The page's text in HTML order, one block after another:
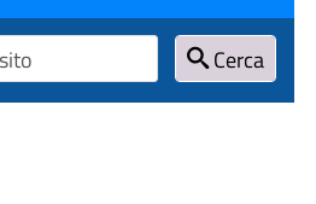
Cerca